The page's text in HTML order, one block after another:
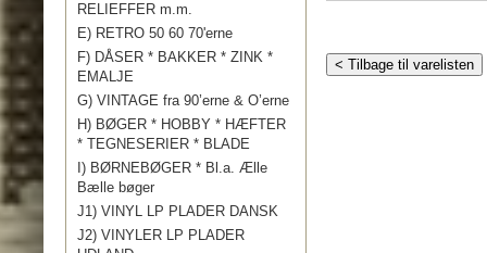
RELIEFFER m.m.
E) RETRO 50 60 70'erne
F) DÅSER * BAKKER * ZINK *
EMALJE
G) VINTAGE fra 90’erne & O’erne
H) BØGER * HOBBY * HÆFTER
* TEGNESERIER * BLADE
I) BØRNEBØGER * Bl.a. Ælle
Bælle bøger
J1) VINYL LP PLADER DANSK
J2) VINYLER LP PLADER
< Tilbage til varelisten